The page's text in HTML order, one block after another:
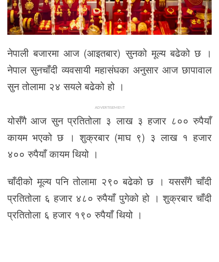
नेपाली बजारमा आज (आइतबार) सुनको मूल्य बढेको छ ।
नेपाल सुनचाँदी व्यवसायी महासंघका अनुसार आज छापावाल
सुन तोलामा २४ सयले बढेको हो ।
ADVERTISEMENT
योसँगै आज सुन प्रतितोला ३ लाख ३ हजार ८०० रुपैयाँ
कायम भएको छ । शुक्रबार (माघ ९) ३ लाख १ हजार
४०० रुपैयाँ कायम थियो ।
चाँदीको मूल्य पनि तोलामा २९० बढेको छ । यससँगै चाँदी
प्रतितोला ६ हजार ४८० रुपैयाँ पुगेको हो । शुक्रबार चाँदी
प्रतितोला ६ हजार १९० रुपैयाँ थियो ।